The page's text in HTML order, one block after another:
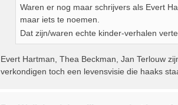
Waren er nog maar schrijvers als Evert
maar iets te noemen.
Dat zijn/waren echte kinder-verhalen
Evert Hartman, Thea Beckman, Jan Terlouw
verkondigen toch een levensvisie die haaks